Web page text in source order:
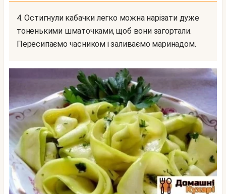
4. Остигнули кабачки легко можна нарізати дуже
тоненькими шматочками, щоб вони загортали.
Пересипаємо часником і заливаємо маринадом.